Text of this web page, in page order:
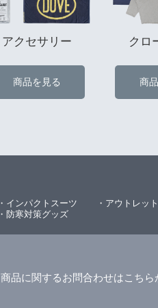
アクセサリー
商品を見る
クロ
商
・インパクトスーツ ・アウトレット
・防寒対策グッズ
商品に関するお問合わせはこちら